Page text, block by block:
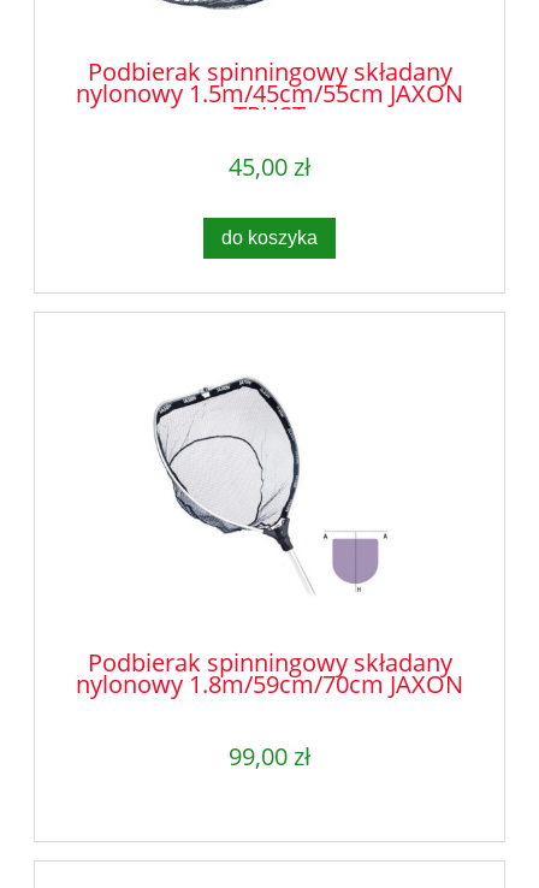
Podbierak spinningowy składany
nylonowy 1.5m/45cm/55cm JAXON
TRUST
45,00 zł
do koszyka
Podbierak spinningowy składany
nylonowy 1.8m/59cm/70cm JAXON
99,00 zł